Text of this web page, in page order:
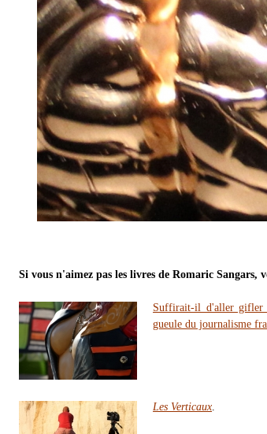
Si vous n'aimez pas les livres de Romaric Sangars,
Suffirait-il d'aller gifler
gueule du journalisme
Les Verticaux